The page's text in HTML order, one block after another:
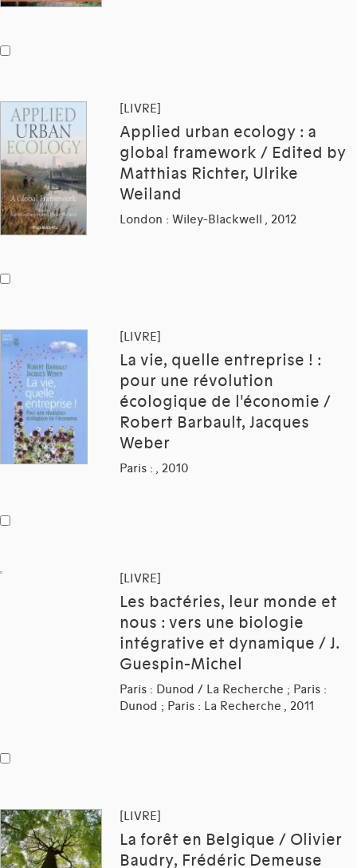
[LIVRE]
Applied urban ecology : a
global framework / Edited by
Matthias Richter, Ulrike
Weiland
London : Wiley-Blackwell , 2012
[LIVRE]
La vie, quelle entreprise ! :
pour une révolution
écologique de l'économie /
Robert Barbault, Jacques
Weber
Paris : , 2010
[LIVRE]
Les bactéries, leur monde et
nous : vers une biologie
intégrative et dynamique / J.
Guespin-Michel
Paris : Dunod / La Recherche ; Paris :
Dunod ; Paris : La Recherche , 2011
[LIVRE]
La forêt en Belgique / Olivier
Baudry, Frédéric Demeuse